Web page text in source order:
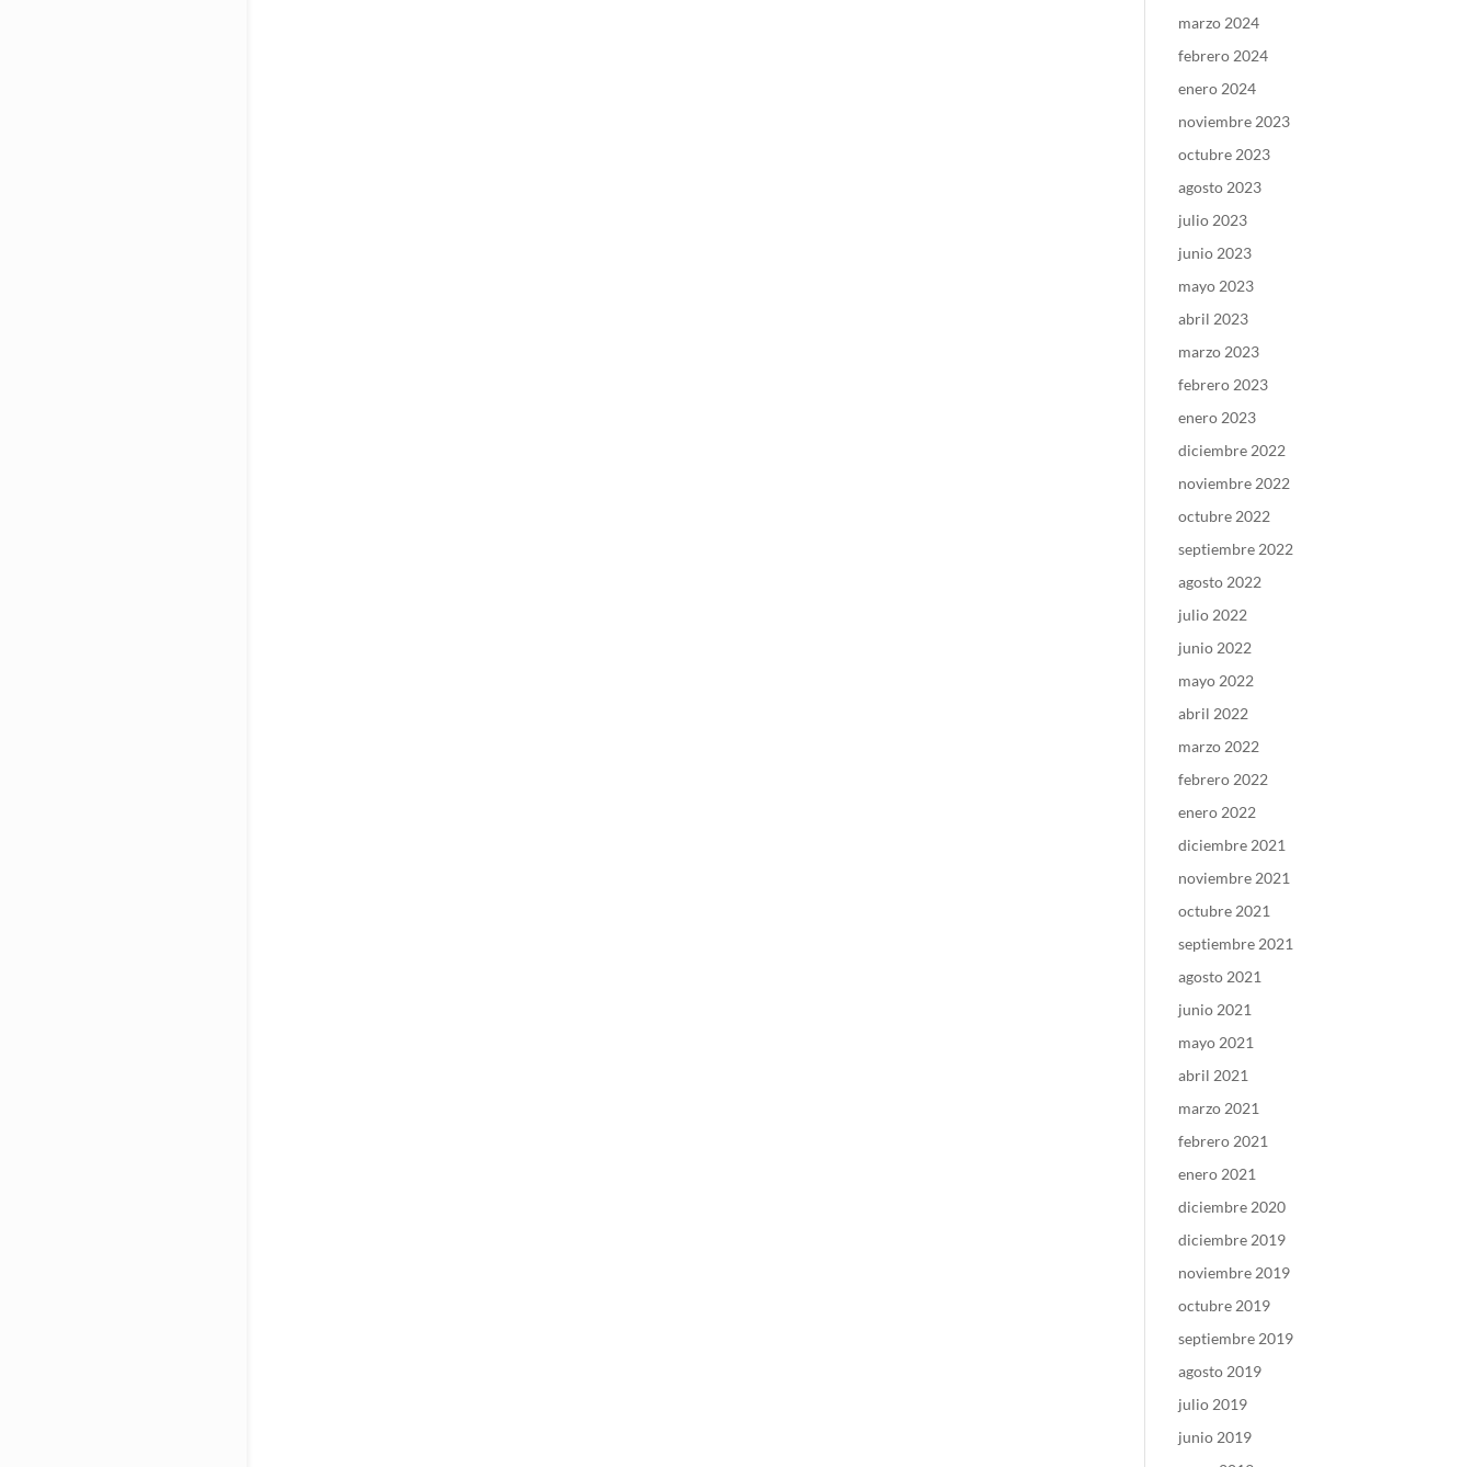
marzo 2024
febrero 2024
enero 2024
noviembre 2023
octubre 2023
agosto 2023
julio 2023
junio 2023
mayo 2023
abril 2023
marzo 2023
febrero 2023
enero 2023
diciembre 2022
noviembre 2022
octubre 2022
septiembre 2022
agosto 2022
julio 2022
junio 2022
mayo 2022
abril 2022
marzo 2022
febrero 2022
enero 2022
diciembre 2021
noviembre 2021
octubre 2021
septiembre 2021
agosto 2021
junio 2021
mayo 2021
abril 2021
marzo 2021
febrero 2021
enero 2021
diciembre 2020
diciembre 2019
noviembre 2019
octubre 2019
septiembre 2019
agosto 2019
julio 2019
junio 2019